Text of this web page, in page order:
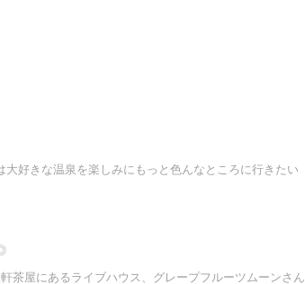
好きな温泉を楽しみにもっと色んなところに行きたい
茶屋にあるライブハウス、グレープフルーツムーンさん